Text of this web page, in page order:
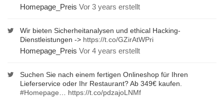
Homepage_Preis Vor 3 years erstellt
Wir bieten Sicherheitanalysen und ethical Hacking-
Dienstleistungen -> https://t.co/GZirAtWPri
Homepage_Preis Vor 4 years erstellt
Suchen Sie nach einem fertigen Onlineshop für Ihren
Lieferservice oder Ihr Restaurant? Ab 349€ kaufen.
#Homepage
https://t.co/pdzajoLNMf